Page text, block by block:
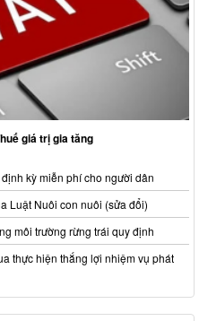
giá trị gia tăng
kỳ miễn phí cho người dân
Luật Nuôi con nuôi (sửa đổi)
môi trường rừng trái quy định
thực hiện thắng lợi nhiệm vụ phát